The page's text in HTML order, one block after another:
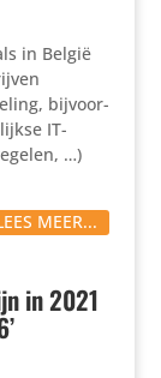
in België
bijvoor­
IT-
…)
MEER...
in 2021